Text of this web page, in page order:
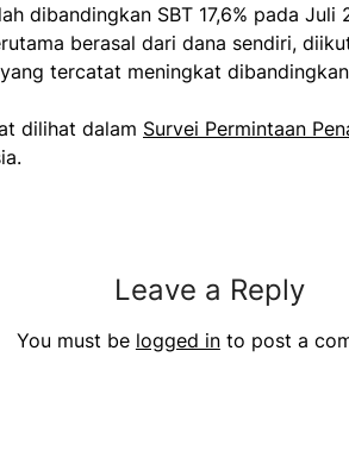
dibandingkan SBT 17,6% pada
berasal dari dana sendiri,
tercatat meningkat
dilihat dalam Survei Permintaan
Leave a Reply
You must be logged into post a